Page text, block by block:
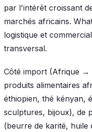
par l'intérêt croissant
marchés africains.
logistique et
transversal.
Côté import (Afrique →
produits alimentaires
éthiopien, thé kényan,
sculptures, bijoux), de
(beurre de karité,